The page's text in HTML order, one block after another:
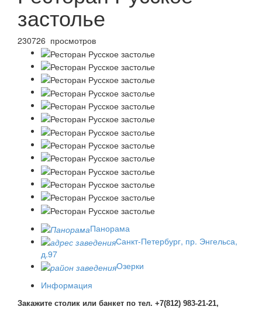
застолье
230726 просмотров
Панорама
Санкт-Петербург, пр. Энгельса,
д.97
Озерки
Информация
Закажите столик или банкет по тел. +7(812) 983-21-21,